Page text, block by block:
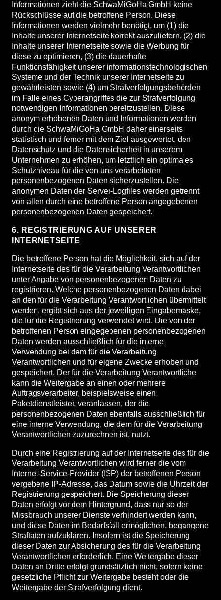
Informationen zieht die SchwaMiGoHa GmbH keine
Rückschlüsse auf die betroffene Person. Diese
Informationen werden vielmehr benötigt, um (1) die
Inhalte unserer Internetseite korrekt auszuliefern, (2) die
Inhalte unserer Internetseite sowie die Werbung für
diese zu optimieren, (3) die dauerhafte
Funktionsfähigkeit unserer informationstechnologischen
Systeme und der Technik unserer Internetseite zu
gewährleisten sowie (4) um Strafverfolgungsbehörden
im Falle eines Cyberangriffes die zur Strafverfolgung
notwendigen Informationen bereitzustellen. Diese
anonym erhobenen Daten und Informationen werden
durch die SchwaMiGoHa GmbH daher einerseits
statistisch und ferner mit dem Ziel ausgewertet, den
Datenschutz und die Datensicherheit in unserem
Unternehmen zu erhöhen, um letztlich ein optimales
Schutzniveau für die von uns verarbeiteten
personenbezogenen Daten sicherzustellen. Die
anonymen Daten der Server-Logfiles werden getrennt
von allen durch eine betroffene Person angegebenen
personenbezogenen Daten gespeichert.
6. REGISTRIERUNG AUF UNSERER
INTERNETSEITE
Die betroffene Person hat die Möglichkeit, sich auf der
Internetseite des für die Verarbeitung Verantwortlichen
unter Angabe von personenbezogenen Daten zu
registrieren. Welche personenbezogenen Daten dabei
an den für die Verarbeitung Verantwortlichen übermittelt
werden, ergibt sich aus der jeweiligen Eingabemaske,
die für die Registrierung verwendet wird. Die von der
betroffenen Person eingegebenen personenbezogenen
Daten werden ausschließlich für die interne
Verwendung bei dem für die Verarbeitung
Verantwortlichen und für eigene Zwecke erhoben und
gespeichert. Der für die Verarbeitung Verantwortliche
kann die Weitergabe an einen oder mehrere
Auftragsverarbeiter, beispielsweise einen
Paketdienstleister, veranlassen, der die
personenbezogenen Daten ebenfalls ausschließlich für
eine interne Verwendung, die dem für die Verarbeitung
Verantwortlichen zuzurechnen ist, nutzt.
Durch eine Registrierung auf der Internetseite des für die
Verarbeitung Verantwortlichen wird ferner die vom
Internet-Service-Provider (ISP) der betroffenen Person
vergebene IP-Adresse, das Datum sowie die Uhrzeit der
Registrierung gespeichert. Die Speicherung dieser
Daten erfolgt vor dem Hintergrund, dass nur so der
Missbrauch unserer Dienste verhindert werden kann,
und diese Daten im Bedarfsfall ermöglichen, begangene
Straftaten aufzuklären. Insofern ist die Speicherung
dieser Daten zur Absicherung des für die Verarbeitung
Verantwortlichen erforderlich. Eine Weitergabe dieser
Daten an Dritte erfolgt grundsätzlich nicht, sofern keine
gesetzliche Pflicht zur Weitergabe besteht oder die
Weitergabe der Strafverfolgung dient.